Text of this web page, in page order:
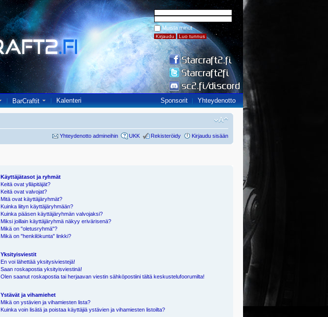
Muista minut
BarCraftit Kalenteri Sponsorit Yhteydenotto
Yhteydenotto admineihin UKK Rekisteröidy Kirjaudu sisään
Käyttäjätasot ja ryhmät
Keitä ovat ylläpitäjät?
Keitä ovat valvojat?
Mitä ovat käyttäjäryhmät?
Kuinka liityn käyttäjäryhmään?
Kuinka pääsen käyttäjäryhmän valvojaksi?
Miksi joillain käyttäjäryhmä näkyy erivärisenä?
Mikä on "oletusryhmä"?
Mikä on "henkilökunta" linkki?
Yksityisviestit
En voi lähettää yksitysiviestejä!
Saan roskapostia yksityisviestinä!
Olen saanut roskapostia tai herjaavan viestin sähköpostiini tältä keskustelufoorumilta!
Ystävät ja vihamiehet
Mikä on ystävien ja vihamiesten lista?
Kuinka voin lisätä ja poistaa käyttäjiä ystävien ja vihamiesten listoilta?